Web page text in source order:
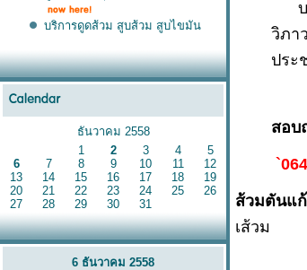
บริการดูดส้วม สูบส้วม สูบไขมัน
ธันวาคม 2558
1
2 3 4
5
6
7 8 9 10 11
12
13
14 15 16 17 18
19
20
21 22 23 24 25
26
27
28 29 30 31
6 ธันวาคม 2558
บริ
วิภา
ประ
สอบ
ส้วมตันแ
เส้วม